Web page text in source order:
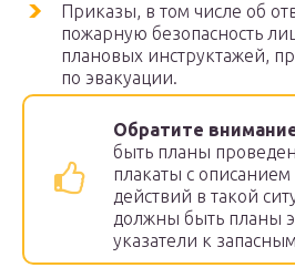
Приказы, в том числе об
пожарную безопасность
плановых инструктажей,
по эвакуации.
Обратите
быть планы
плакаты с
действий в такой
должны быть планы
указатели к